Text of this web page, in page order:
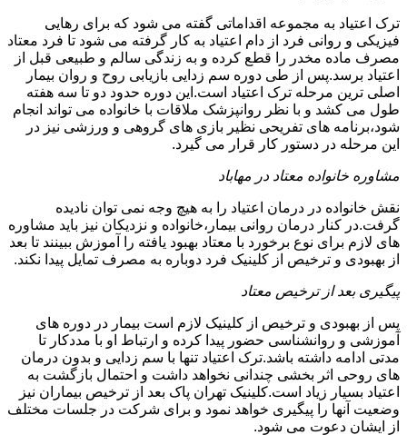
ترک اعتیاد به مجموعه اقداماتی گفته می شود که برای رهایی
فیزیکی و روانی فرد از دام اعتیاد به کار گرفته می شود تا فرد معتاد
مصرف ماده مخدر را قطع کرده و به زندگی سالم و طبیعی قبل از
اعتیاد برسد.پس از طی دوره سم زدایی بازیابی روح و روان بیمار
اصلی ترین مرحله ترک اعتیاد است.این دوره حدود دو تا سه هفته
طول می کشد و با نظر روانپزشک ملاقات با خانواده می تواند انجام
شود،برنامه های تفریحی نظیر بازی های گروهی و ورزشی نیز در
این مرحله در دستور کار قرار می گیرد.
مشاوره خانواده معتاد در مهاباد
نقش خانواده در درمان اعتیاد را به هیچ وجه نمی توان نادیده
گرفت.در کنار درمان روانی بیمار،خانواده و نزدیکان نیز باید مشاوره
های لازم برای نوع برخورد با معتاد بهبود یافته را آموزش ببینند تا بعد
از بهبودی و ترخیص از کلینیک فرد دوباره به مصرف تمایل پیدا نکند.
پیگیری بعد از ترخیص معتاد
پس از بهبودی و ترخیص از کلینیک لازم است بیمار در دوره های
آموزشی و روانشناسی حضور پیدا کرده و ارتباط او با مددکار تا
مدتی ادامه داشته باشد.ترک اعتیاد تنها با سم زدایی و بدون درمان
های روحی اثر بخشی چندانی نخواهد داشت و احتمال بازگشت به
اعتیاد بسیار زیاد است.کلینیک تهران پاک بعد از ترخیص بیماران نیز
وضعیت آنها را پیگیری خواهد نمود و برای شرکت در جلسات مختلف
از ایشان دعوت می شود.